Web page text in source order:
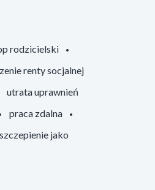
rodzicielski
renty socjalnej
utrata uprawnień
praca zdalna
szczepienie jako